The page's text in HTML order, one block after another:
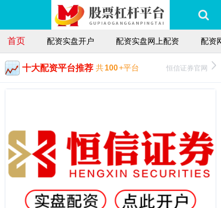
首页 配资实盘开户 配资实盘网上配资 配资
十大配资平台推荐 共100+平台 恒信证券官网